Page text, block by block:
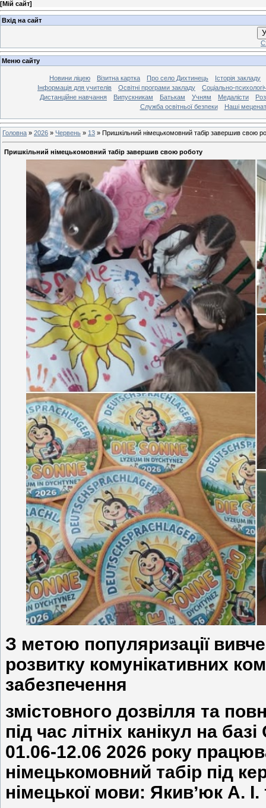
[Мій сайт]
Вхід на сайт
Меню сайту
Новини ліцею Візитна картка Про село Дихтинець
Історія закладу
Інформація для учителів
Освітні програми закладу
Соціально-
Дистанційне навчання
Випускникам Батькам Учням Медалісти
Служба освітньої безпеки
Наші
Головна » 2026 » Червень » 13 » Пришкільний німецькомовний табір завершив свою
Пришкільний німецькомовний табір завершив свою роботу
З метою популяризації
розвитку комунікативних
забезпечення
змістовного дозвілля та
під час літніх канікул на
01.06-12.06 2026 року
німецькомовний табір під
німецької мови: Якивʼюк А.